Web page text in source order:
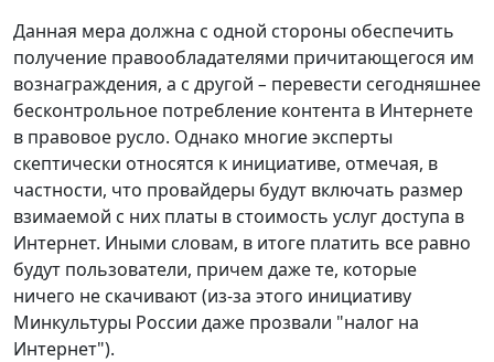
Данная мера должна с одной стороны обеспечить
получение правообладателями причитающегося им
вознаграждения, а с другой – перевести сегодняшнее
бесконтрольное потребление контента в Интернете
в правовое русло. Однако многие эксперты
скептически относятся к инициативе, отмечая, в
частности, что провайдеры будут включать размер
взимаемой с них платы в стоимость услуг доступа в
Интернет. Иными словам, в итоге платить все равно
будут пользователи, причем даже те, которые
ничего не скачивают (из-за этого инициативу
Минкультуры России даже прозвали "налог на
Интернет").